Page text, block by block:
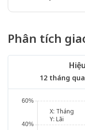
Phân tích
12 tháng qua
X: Tháng
Y: Lãi